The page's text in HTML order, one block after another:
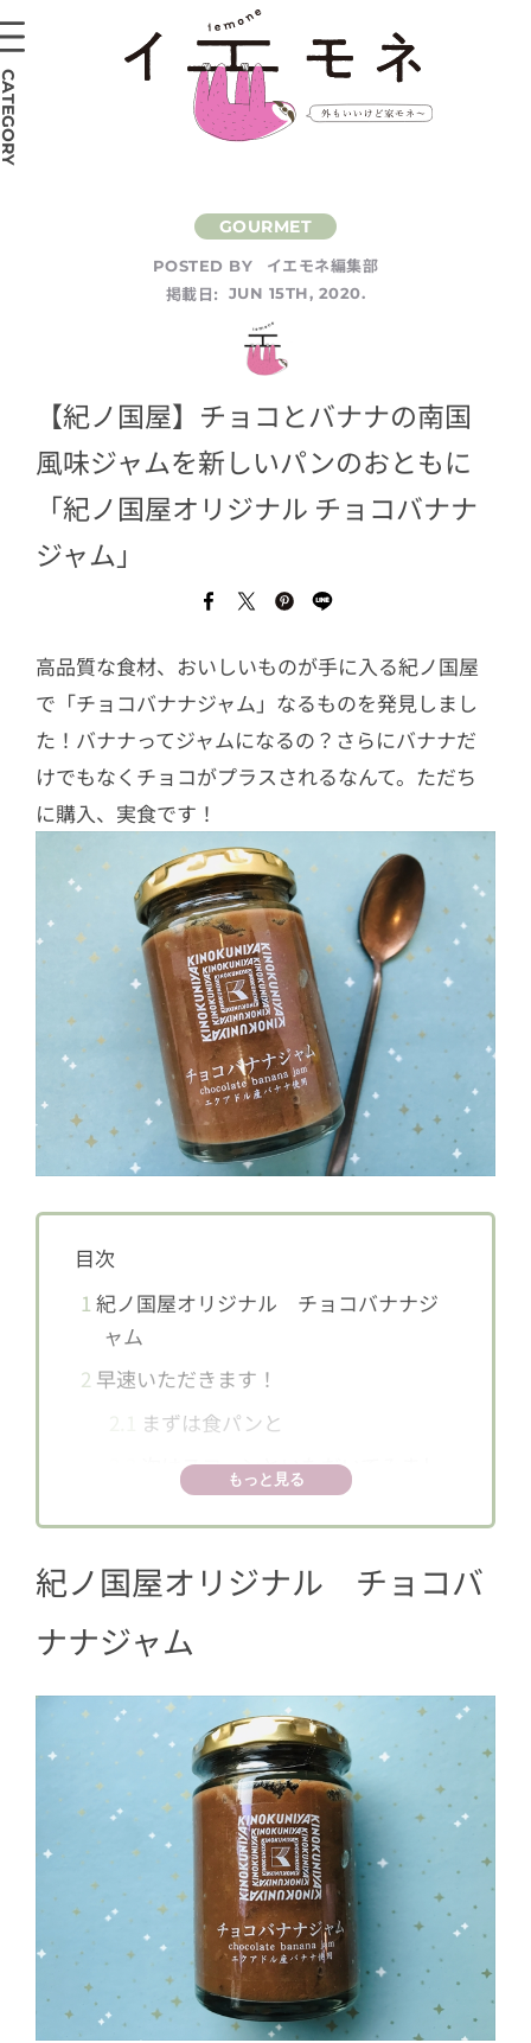
POSTED BY
イエモネ編集部
掲載日:
JUN 15TH, 2020.
【紀ノ国屋】チョコとバナナの南国
風味ジャムを新しいパンのおともに
「紀ノ国屋オリジナル チョコバナナ
ジャム」
高品質な食材、おいしいものが手に入る紀ノ国屋
で「チョコバナナジャム」なるものを発見しまし
た！バナナってジャムになるの？さらにバナナだ
けでもなくチョコがプラスされるなんて。ただち
に購入、実食です！
目次
1 紀ノ国屋オリジナル チョコバナナジ
ャム
2 早速いただきます！
まずは食パンと
次はスコーンといただいてみまし
もっと見る
紀ノ国屋オリジナル チョコバ
ナナジャム